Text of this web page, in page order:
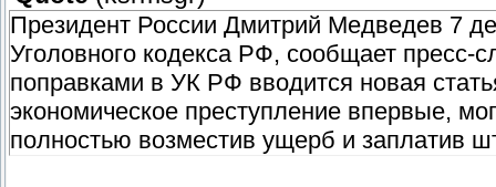
Президент России Дмитрий Медведев 7
Уголовного кодекса РФ, сообщает
поправками в УК РФ вводится новая
экономическое преступление впервые,
полностью возместив ущерб и заплатив